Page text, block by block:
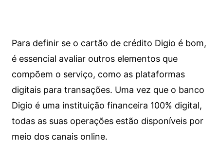
Para definir se o cartão de crédito Digio é bom,
é essencial avaliar outros elementos que
compõem o serviço, como as plataformas
digitais para transações. Uma vez que o banco
Digio é uma instituição financeira 100% digital,
todas as suas operações estão disponíveis por
meio dos canais online.